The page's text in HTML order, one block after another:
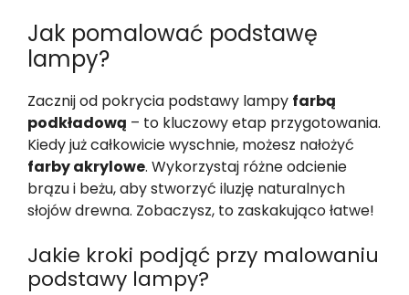
Jak pomalować podstawę
lampy?
Zacznij od pokrycia podstawy lampy farbą
podkładową – to kluczowy etap przygotowania.
Kiedy już całkowicie wyschnie, możesz nałożyć
farby akrylowe. Wykorzystaj różne odcienie
brązu i beżu, aby stworzyć iluzję naturalnych
słojów drewna. Zobaczysz, to zaskakująco łatwe!
Jakie kroki podjąć przy malowaniu
podstawy lampy?